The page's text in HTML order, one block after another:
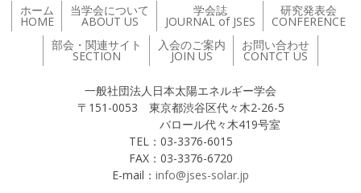
ホーム
HOME
当学会について
ABOUT US
学会誌
JOURNAL of JSES
研究発表会
CONFERENCE
部会・関連サイト
SECTION
入会のご案内
JOIN US
お問い合わせ
CONTCT US
一般社団法人日本太陽エネルギー学会
〒151-0053 東京都渋谷区代々木2-26-5
バロール代々木419号室
TEL：03-3376-6015
FAX：03-3376-6720
E-mail： info@jses-solar.jp